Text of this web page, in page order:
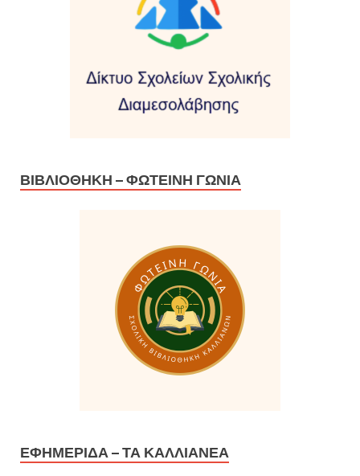
ΒΙΒΛΙΟΘΉΚΗ – ΦΩΤΕΙΝΉ ΓΩΝΙΆ
ΕΦΗΜΕΡΊΔΑ – ΤΑ ΚΑΛΛΙΑΝΈΑ